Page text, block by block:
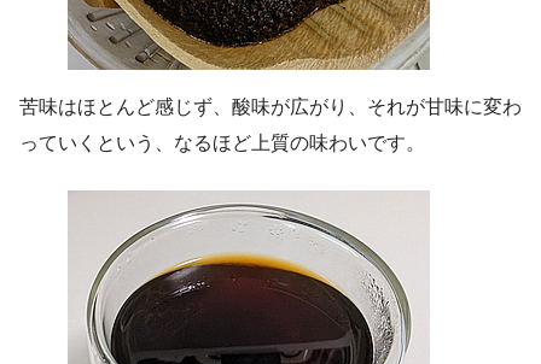
苦味はほとんど感じず、酸味が広がり、それが甘味に変わ
っていくという、なるほど上質の味わいです。